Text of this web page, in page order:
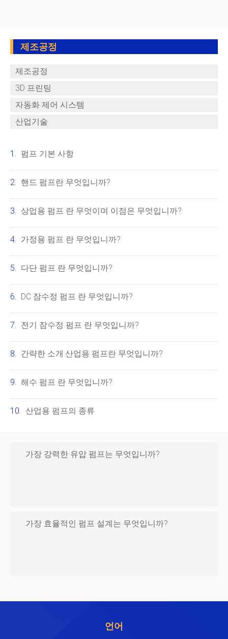
제조공정
제조공정
3D 프린팅
자동화 제어 시스템
산업기술
펌프 기본 사항
핸드 펌프란 무엇입니까?
상업용 펌프 란 무엇이며 이점은 무엇입니까?
가정용 펌프 란 무엇입니까?
다단 펌프 란 무엇입니까?
DC 잠수정 펌프 란 무엇입니까?
전기 잠수정 펌프 란 무엇입니까?
간략한 소개:산업용 펌프란 무엇입니까?
해수 펌프 란 무엇입니까?
산업용 펌프의 종류
가장 강력한 유압 펌프는 무엇입니까?
가장 효율적인 펌프 설계는 무엇입니까?
언어